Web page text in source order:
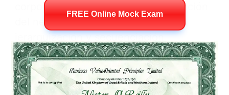
corporativo con la cultura y la ejecución
del negocio mediante la selección,
jerarquización y secuenciación
deliberada de los contenidos.
Puente
FREE Online Mock Exam